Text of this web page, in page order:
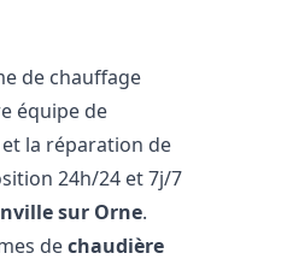
de chauffage
équipe de
la réparation de
24h/24 et 7j/7
sur Orne.
dechaudière